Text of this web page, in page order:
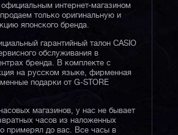
официальным интернет-магазином
только оригинальную и
японского бренда.
гарантийный талон CASIO
обслуживания в
бренда. В комплекте с
на русском языке, фирменная
подарки от G-STORE
магазинов, у нас не бывает
часов из наложенных
примерял до вас. Все часы в